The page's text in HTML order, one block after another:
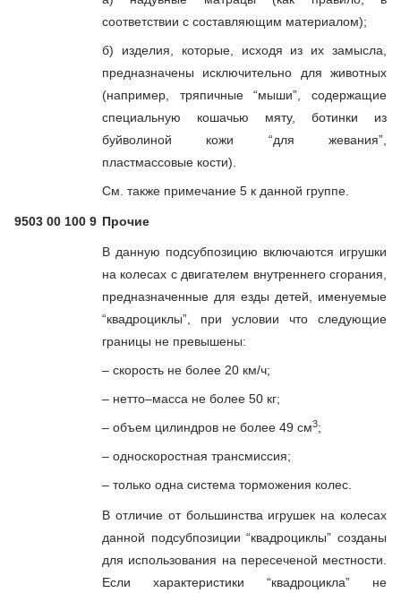
соответствии с составляющим материалом);
б) изделия, которые, исходя из их замысла,
предназначены исключительно для животных
(например, тряпичные “мыши”, содержащие
специальную кошачью мяту, ботинки из
буйволиной кожи “для жевания”,
пластмассовые кости).
См. также примечание 5 к данной группе.
9503 00 100 9 Прочие
В данную подсубпозицию включаются игрушки
на колесах с двигателем внутреннего сгорания,
предназначенные для езды детей, именуемые
“квадроциклы”, при условии что следующие
границы не превышены:
– скорость не более 20 км/ч;
– нетто–масса не более 50 кг;
– объем цилиндров не более 49 см3;
– односкоростная трансмиссия;
– только одна система торможения колес.
В отличие от большинства игрушек на колесах
данной подсубпозиции “квадроциклы” созданы
для использования на пересеченой местности.
Если характеристики “квадроцикла” не